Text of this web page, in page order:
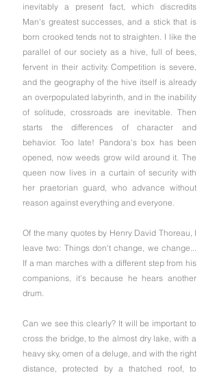
inevitably a present fact, which discredits
Man's greatest successes, and a stick that is
born crooked tends not to straighten. I like the
parallel of our society as a hive, full of bees,
fervent in their activity. Competition is severe,
and the geography of the hive itself is already
an overpopulated labyrinth, and in the inability
of solitude, crossroads are inevitable. Then
starts the differences of character and
behavior. Too late! Pandora's box has been
opened, now weeds grow wild around it. The
queen now lives in a curtain of security with
her praetorian guard, who advance without
reason against everything and everyone.
Of the many quotes by Henry David Thoreau, I
leave two: Things don't change, we change...
If a man marches with a different step from his
companions, it’s because he hears another
drum.
Can we see this clearly? It will be important to
cross the bridge, to the almost dry lake, with a
heavy sky, omen of a deluge, and with the right
distance, protected by a thatched roof, to